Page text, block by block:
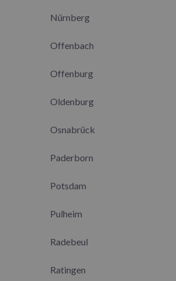
Nürnberg
Offenbach
Offenburg
Oldenburg
Osnabrück
Paderborn
Potsdam
Pulheim
Radebeul
Ratingen